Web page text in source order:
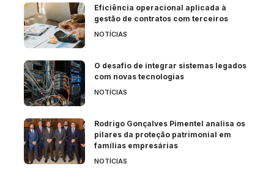
Eficiência operacional aplicada à
gestão de contratos com terceiros
NOTÍCIAS
O desafio de integrar sistemas legados
com novas tecnologias
NOTÍCIAS
Rodrigo Gonçalves Pimentel analisa os
pilares da proteção patrimonial em
famílias empresárias
NOTÍCIAS